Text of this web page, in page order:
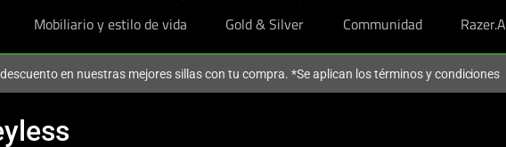
Mobiliario y estilo de vida Gold & Silver Communidad Razer.AI
en nuestras mejores sillas con tu compra. *Se aplican los términos y condiciones